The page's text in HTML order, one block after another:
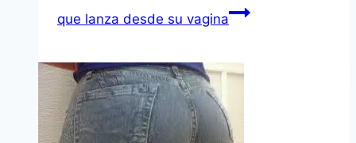
que lanza desde su vagina